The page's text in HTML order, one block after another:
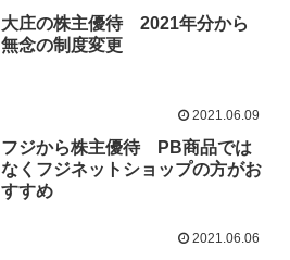
大庄の株主優待 2021年分から
無念の制度変更
2021.06.09
フジから株主優待 PB商品では
なくフジネットショップの方がお
すすめ
2021.06.06